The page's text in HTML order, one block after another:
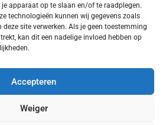
apparaat op te slaan en/of te raadplegen.
technologieën kunnen wij gegevens zoals
site verwerken. Als je geen toestemming
kan dit een nadelige invloed hebben op
Accepteren
Weiger
– 17:00
– 17:00
– 15:00